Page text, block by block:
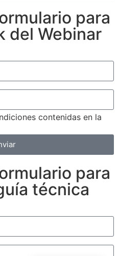
para
del Webinar
contenidas en la
para
técnica